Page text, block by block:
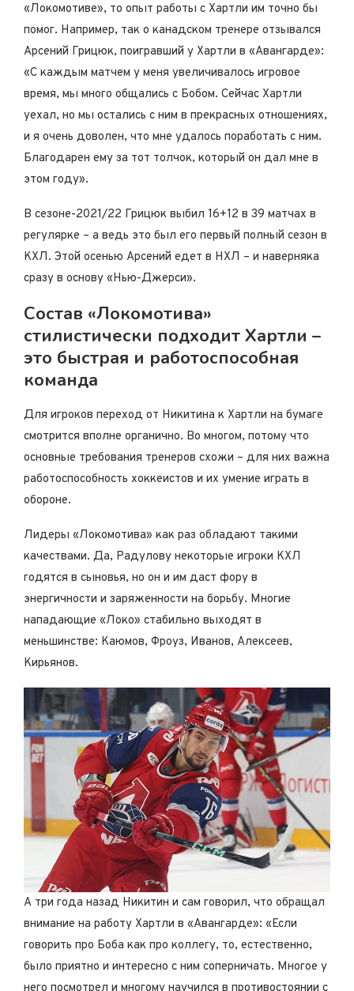
«Локомотиве», то опыт работы с Хартли им точно бы
помог. Например, так о канадском тренере отзывался
Арсений Грицюк, поигравший у Хартли в «Авангарде»:
«С каждым матчем у меня увеличивалось игровое
время, мы много общались с Бобом. Сейчас Хартли
уехал, но мы остались с ним в прекрасных отношениях,
и я очень доволен, что мне удалось поработать с ним.
Благодарен ему за тот толчок, который он дал мне в
этом году».
В сезоне-2021/22 Грицюк выбил 16+12 в 39 матчах в
регулярке – а ведь это был его первый полный сезон в
КХЛ. Этой осенью Арсений едет в НХЛ – и наверняка
сразу в основу «Нью-Джерси».
Состав «Локомотива»
стилистически подходит Хартли –
это быстрая и работоспособная
команда
Для игроков переход от Никитина к Хартли на бумаге
смотрится вполне органично. Во многом, потому что
основные требования тренеров схожи – для них важна
работоспособность хоккеистов и их умение играть в
обороне.
Лидеры «Локомотива» как раз обладают такими
качествами. Да, Радулову некоторые игроки КХЛ
годятся в сыновья, но он и им даст фору в
энергичности и заряженности на борьбу. Многие
нападающие «Локо» стабильно выходят в
меньшинстве: Каюмов, Фроуз, Иванов, Алексеев,
Кирьянов.
А три года назад Никитин и сам говорил, что обращал
внимание на работу Хартли в «Авангарде»: «Если
говорить про Боба как про коллегу, то, естественно,
было приятно и интересно с ним соперничать. Многое у
него посмотрел и многому научился в противостоянии с